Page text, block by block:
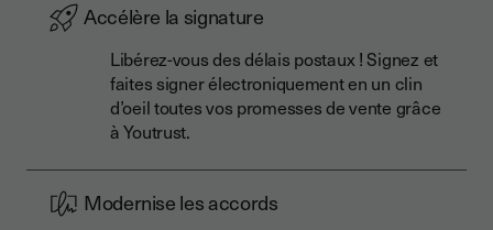
Accélère la signature
Libérez-vous des délais postaux ! Signez et
faites signer électroniquement en un clin
d’oeil toutes vos promesses de vente grâce
à Youtrust.
Modernise les accords